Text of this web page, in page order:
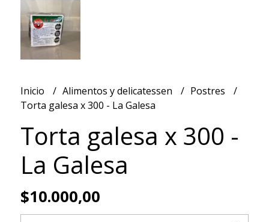
Inicio Alimentos y delicatessen
Postres
Torta galesa x 300 - La Galesa
Torta galesa x 300 -
La Galesa
$10.000,00